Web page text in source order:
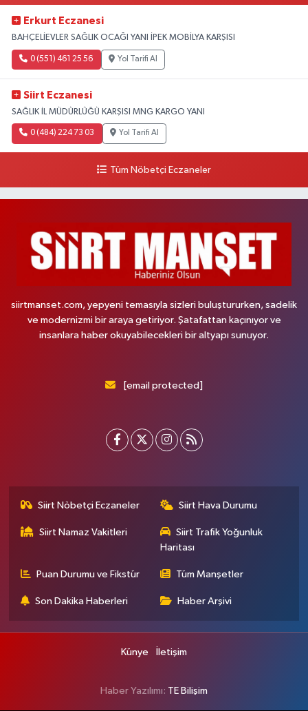
Erkurt Eczanesi
BAHÇELİEVLER SAĞLIK OCAĞI YANI İPEK MOBİLYA KARŞISI
0 (551) 461 25 56 Yol Tarifi Al
Siirt Eczanesi
SAĞLIK İL MÜDÜRLÜĞÜ KARŞISI MNG KARGO YANI
0 (484) 224 73 03 Yol Tarifi Al
Tüm Nöbetçi Eczaneler
siirtmanset.com, yepyeni temasıyla sizleri buluştururken, sadelik
ve modernizmi bir araya getiriyor. Şatafattan kaçınıyor ve
insanlara haber okuyabilecekleri bir altyapı sunuyor.
[email protected]
Siirt Nöbetçi Eczaneler Siirt Hava Durumu
Siirt Namaz Vakitleri
Siirt Trafik Yoğunluk
Haritası
Puan Durumu ve Fikstür Tüm Manşetler
Son Dakika Haberleri Haber Arşivi
Künye İletişim
Haber Yazılımı: TE Bilişim